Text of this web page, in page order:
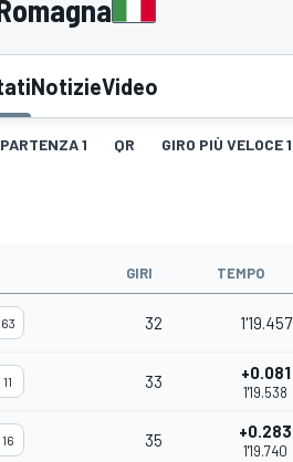
NotizieVideo
1 QR GIRO PIÙ VELOCE 1
GIRI TEMPO
63 32 1'19.457
11 33 +0.081
1'19.538
16 35 +0.283
1'19.740